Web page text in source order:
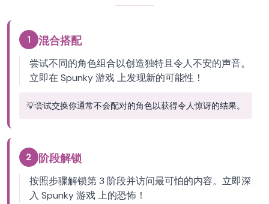
1 混合搭配
尝试不同的角色组合以创造独特且令人不安的声音。
立即在 Spunky 游戏 上发现新的可能性！
💡尝试交换你通常不会配对的角色以获得令人惊讶的结果。
2 阶段解锁
按照步骤解锁第 3 阶段并访问最可怕的内容。立即深
入 Spunky 游戏 上的恐怖！